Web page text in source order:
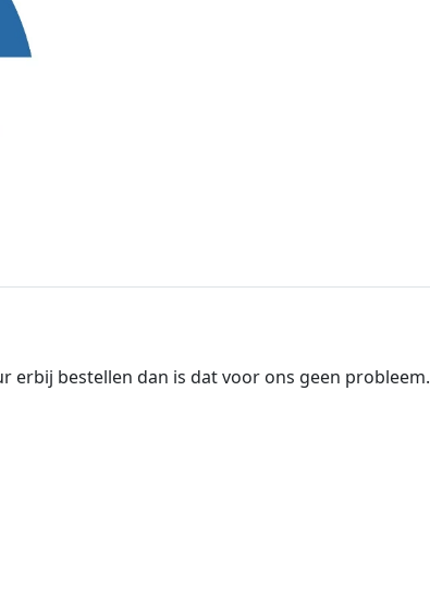
erbij bestellen dan is dat voor ons geen probleem.